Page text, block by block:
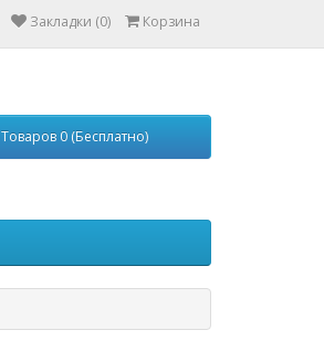
Закладки (0) Корзина
Товаров 0 (Бесплатно)